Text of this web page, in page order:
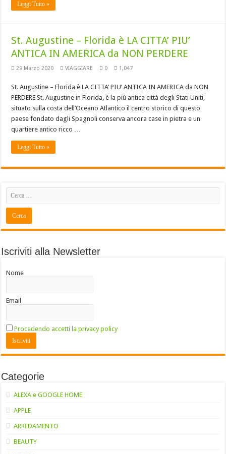
Leggi Tutto »
St. Augustine – Florida è LA CITTA’ PIU’
ANTICA IN AMERICA da NON PERDERE
29 Marzo 2020 VIAGGIARE 0 1,047
St. Augustine – Florida è LA CITTA’ PIU’ ANTICA IN AMERICA da NON
PERDERE St. Augustine in Florida, è la più antica città degli Stati Uniti,
situato sulla costa dell’Oceano Atlantico il centro storico di questo
paese fondato dagli Spagnoli conserva ancora case in pietra e un
quartiere antico ricco …
Leggi Tutto »
Iscriviti alla Newsletter
Nome
Email
Procedendo accetti la privacy policy
Categorie
ALEXA e GOOGLE HOME
APPLE
ARREDAMENTO
BEAUTY